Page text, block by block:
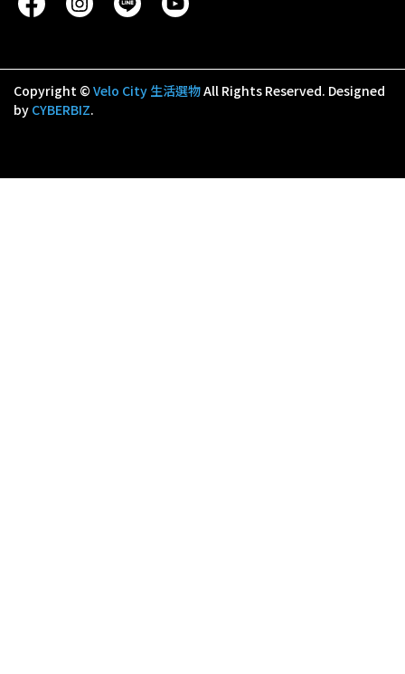
Copyright © Velo City 生活選物All Rights Reserved. Designed
by CYBERBIZ.